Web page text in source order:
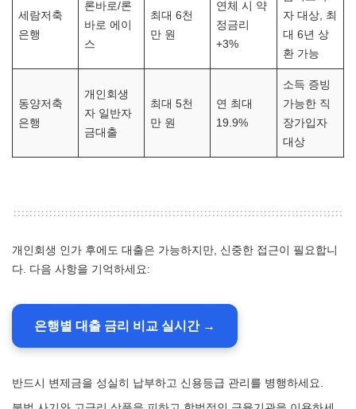
세람저축
은행
론바로/론
바로 에이
스
최대 6천
만 원
연체 시 약
정금리
+3%
자 대상, 최
대 6년 상
환 가능
동양저축
은행
개인회생
자 일반자
금대출
최대 5천
만 원
연 최대
19.9%
소득 증빙
가능한 직
장가입자
대상
개인회생 인가 후에도 대출은 가능하지만, 신중한 접근이 필요합니
다. 다음 사항을 기억하세요:
은행별 대출 금리 비교 실시간 →
반드시 변제금을 성실히 납부하고 신용등급 관리를 병행하세요.